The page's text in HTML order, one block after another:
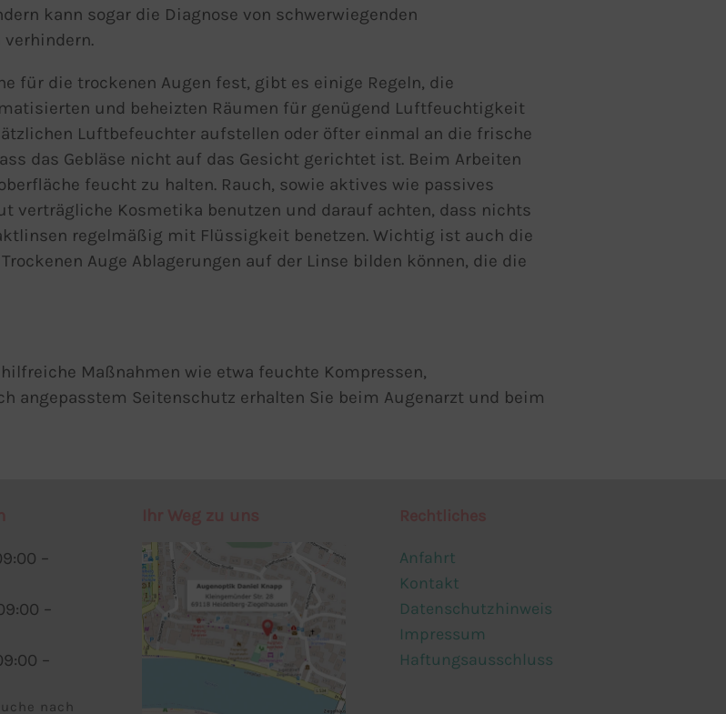
kann sogar die Diagnose von schwerwiegenden
für die trockenen Augen fest, gibt es einige Regeln, die
und beheizten Räumen für genügend Luftfeuchtigkeit
Luftbefeuchter aufstellen oder öfter einmal an die frische
das Gebläse nicht auf das Gesicht gerichtet ist. Beim Arbeiten
feucht zu halten. Rauch, sowie aktives wie passives
verträgliche Kosmetika benutzen und darauf achten, dass nichts
regelmäßig mit Flüssigkeit benetzen. Wichtig ist auch die
Auge Ablagerungen auf der Linse bilden können, die die
Maßnahmen wie etwa feuchte Kompressen,
angepasstem Seitenschutz erhalten Sie beim Augenarzt und beim
–
–
–
nach
Anfahrt
Kontakt
Datenschutzhinweis
Impressum
Haftungsausschluss